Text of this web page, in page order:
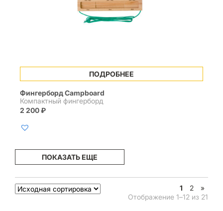
ПОДРОБНЕЕ
Фингерборд Campboard
Компактный фингерборд
2 200₽
ПОКАЗАТЬ ЕЩЕ
1 2
»
Отображение 1–12 из 21